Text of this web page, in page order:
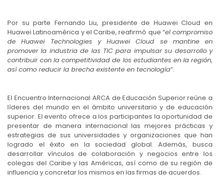
Por su parte Fernando Liu, presidente de Huawei Cloud en
Huawei Latinoamérica y el Caribe, reafirmó que “el compromiso
de Huawei Technologies y Huawei Cloud se mantine en
promover la industria de las TIC para impulsar su desarrollo y
contribuir con la competitividad de los estudiantes en la región,
así como reducir la brecha existente en tecnología”.
El Encuentro Internacional ARCA de Educación Superior reúne a
líderes del mundo en el ámbito universitario y de educación
superior. El evento ofrece a los participantes la oportunidad de
presentar de manera internacional las mejores prácticas y
estrategias de sus universidades y organizaciones que han
logrado el éxito en la sociedad global. Además, busca
desarrollar vínculos de colaboración y negocios entre los
colegas del Caribe y las Américas, así como de su región de
influencia y concretar los mismos en las firmas de acuerdos.